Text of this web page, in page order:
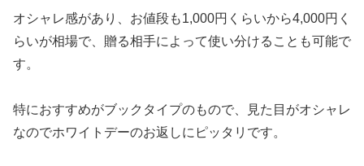
オシャレ感があり、お値段も1,000円くらいから4,000円く
らいが相場で、贈る相手によって使い分けることも可能で
す。
特におすすめがブックタイプのもので、見た目がオシャレ
なのでホワイトデーのお返しにピッタリです。